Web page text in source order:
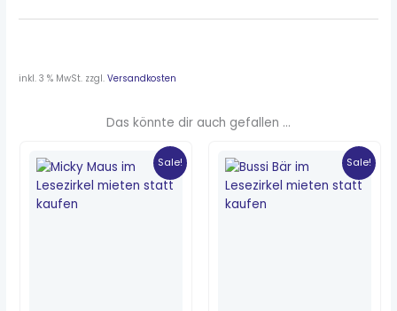
inkl. 3 % MwSt. zzgl.Versandkosten
Das könnte dir auch gefallen …
Sale!
Ursprünglicher
war:
Aktueller
Preis
ist:
1,75 €.
Sale!
Ursprünglicher
war:
Aktueller
Preis
ist:
0,95 €.